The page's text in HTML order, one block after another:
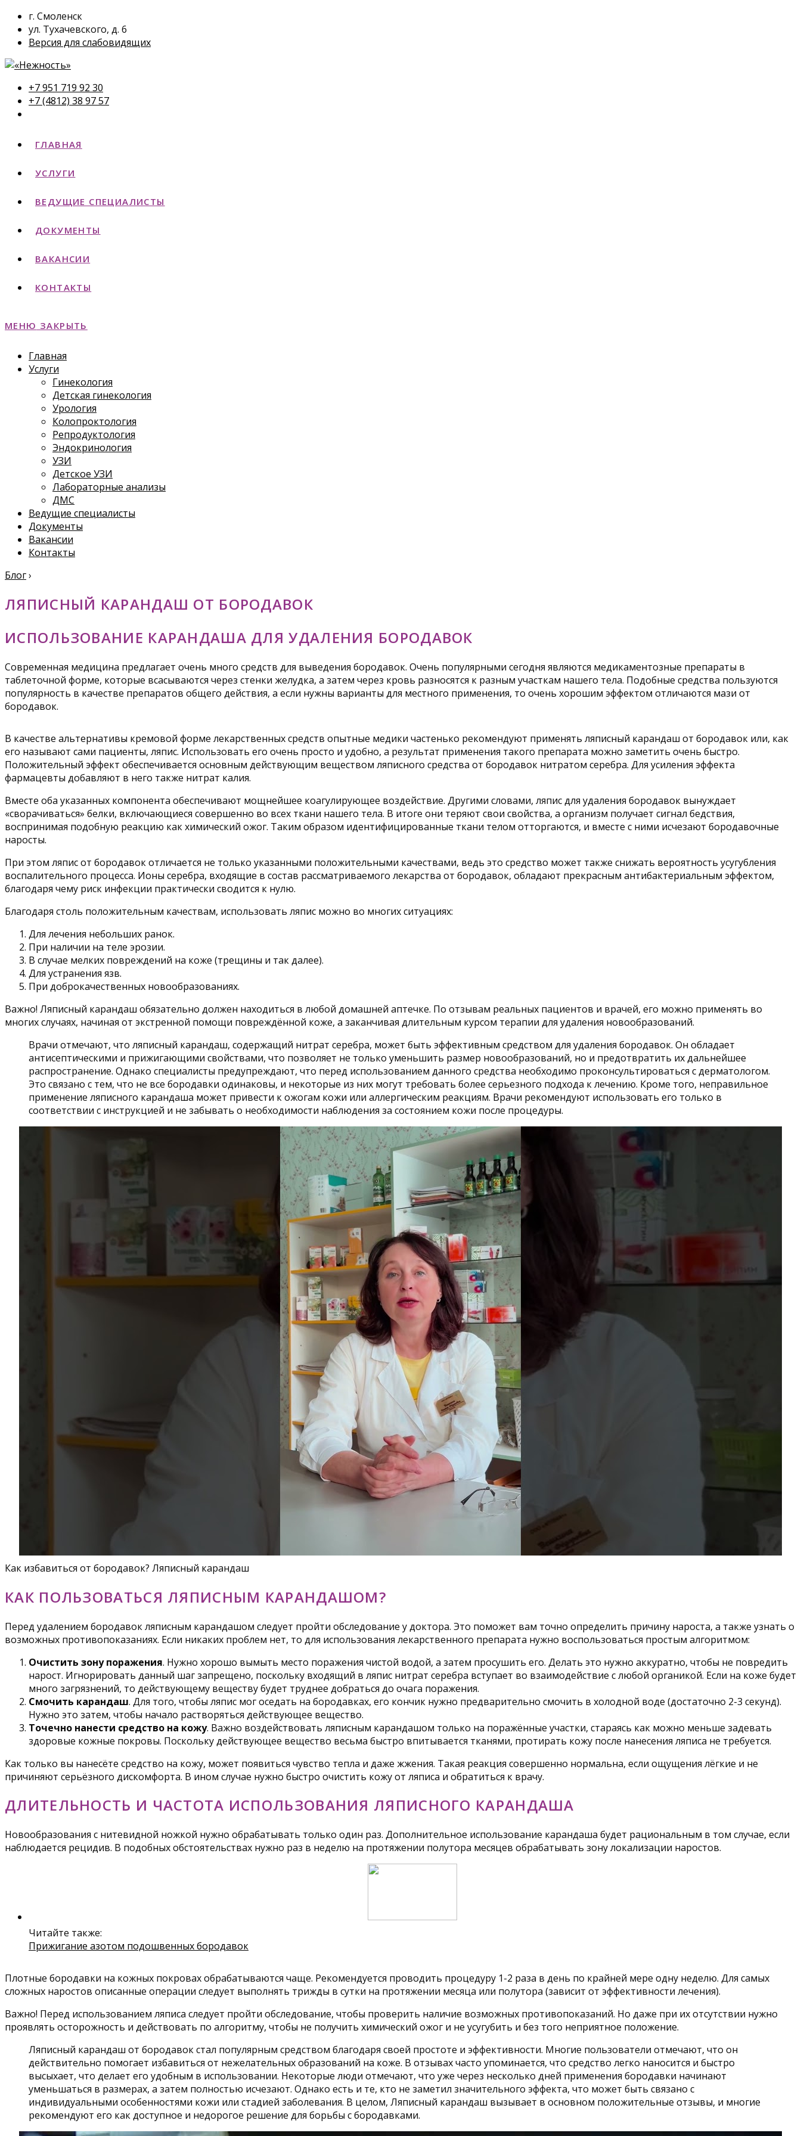
г. Смоленск
ул. Тухачевского, д. 6
Версия для слабовидящих
+7 951 719 92 30
+7 (4812) 38 97 57
ГЛАВНАЯ
УСЛУГИ
ВЕДУЩИЕ СПЕЦИАЛИСТЫ
ДОКУМЕНТЫ
ВАКАНСИИ
КОНТАКТЫ
МЕНЮ ЗАКРЫТЬ
Главная
Услуги
Гинекология
Детская гинекология
Урология
Колопроктология
Репродуктология
Эндокринология
УЗИ
Детское УЗИ
Лабораторные анализы
ДМС
Ведущие специалисты
Документы
Вакансии
Контакты
Блог›
ЛЯПИСНЫЙ КАРАНДАШ ОТ БОРОДАВОК
ИСПОЛЬЗОВАНИЕ КАРАНДАША ДЛЯ УДАЛЕНИЯ БОРОДАВОК
Современная медицина предлагает очень много средств для выведения бородавок. Очень популярными сегодня являются медикаментозные препараты в
таблеточной форме, которые всасываются через стенки желудка, а затем через кровь разносятся к разным участкам нашего тела. Подобные средства пользуются
популярность в качестве препаратов общего действия, а если нужны варианты для местного применения, то очень хорошим эффектом отличаются мази от
бородавок.
В качестве альтернативы кремовой форме лекарственных средств опытные медики частенько рекомендуют применять ляписный карандаш от бородавок или, как
его называют сами пациенты, ляпис. Использовать его очень просто и удобно, а результат применения такого препарата можно заметить очень быстро.
Положительный эффект обеспечивается основным действующим веществом ляписного средства от бородавок нитратом серебра. Для усиления эффекта
фармацевты добавляют в него также нитрат калия.
Вместе оба указанных компонента обеспечивают мощнейшее коагулирующее воздействие. Другими словами, ляпис для удаления бородавок вынуждает
«сворачиваться» белки, включающиеся совершенно во всех ткани нашего тела. В итоге они теряют свои свойства, а организм получает сигнал бедствия,
воспринимая подобную реакцию как химический ожог. Таким образом идентифицированные ткани телом отторгаются, и вместе с ними исчезают бородавочные
наросты.
При этом ляпис от бородавок отличается не только указанными положительными качествами, ведь это средство может также снижать вероятность усугубления
воспалительного процесса. Ионы серебра, входящие в состав рассматриваемого лекарства от бородавок, обладают прекрасным антибактериальным эффектом,
благодаря чему риск инфекции практически сводится к нулю.
Благодаря столь положительным качествам, использовать ляпис можно во многих ситуациях:
Для лечения небольших ранок.
При наличии на теле эрозии.
В случае мелких повреждений на коже (трещины и так далее).
Для устранения язв.
При доброкачественных новообразованиях.
Важно! Ляписный карандаш обязательно должен находиться в любой домашней аптечке. По отзывам реальных пациентов и врачей, его можно применять во
многих случаях, начиная от экстренной помощи повреждённой коже, а заканчивая длительным курсом терапии для удаления новообразований.
Врачи отмечают, что ляписный карандаш, содержащий нитрат серебра, может быть эффективным средством для удаления бородавок. Он обладает
антисептическими и прижигающими свойствами, что позволяет не только уменьшить размер новообразований, но и предотвратить их дальнейшее
распространение. Однако специалисты предупреждают, что перед использованием данного средства необходимо проконсультироваться с дерматологом.
Это связано с тем, что не все бородавки одинаковы, и некоторые из них могут требовать более серьезного подхода к лечению. Кроме того, неправильное
применение ляписного карандаша может привести к ожогам кожи или аллергическим реакциям. Врачи рекомендуют использовать его только в
соответствии с инструкцией и не забывать о необходимости наблюдения за состоянием кожи после процедуры.
Как избавиться от бородавок? Ляписный карандаш
КАК ПОЛЬЗОВАТЬСЯ ЛЯПИСНЫМ КАРАНДАШОМ?
Перед удалением бородавок ляписным карандашом следует пройти обследование у доктора. Это поможет вам точно определить причину нароста, а также узнать о
возможных противопоказаниях. Если никаких проблем нет, то для использования лекарственного препарата нужно воспользоваться простым алгоритмом:
Очистить зону поражения. Нужно хорошо вымыть место поражения чистой водой, а затем просушить его. Делать это нужно аккуратно, чтобы не повредить
нарост. Игнорировать данный шаг запрещено, поскольку входящий в ляпис нитрат серебра вступает во взаимодействие с любой органикой. Если на коже будет
много загрязнений, то действующему веществу будет труднее добраться до очага поражения.
Смочить карандаш. Для того, чтобы ляпис мог оседать на бородавках, его кончик нужно предварительно смочить в холодной воде (достаточно 2-3 секунд).
Нужно это затем, чтобы начало растворяться действующее вещество.
Точечно нанести средство на кожу. Важно воздействовать ляписным карандашом только на поражённые участки, стараясь как можно меньше задевать
здоровые кожные покровы. Поскольку действующее вещество весьма быстро впитывается тканями, протирать кожу после нанесения ляписа не требуется.
Как только вы нанесёте средство на кожу, может появиться чувство тепла и даже жжения. Такая реакция совершенно нормальна, если ощущения лёгкие и не
причиняют серьёзного дискомфорта. В ином случае нужно быстро очистить кожу от ляписа и обратиться к врачу.
ДЛИТЕЛЬНОСТЬ И ЧАСТОТА ИСПОЛЬЗОВАНИЯ ЛЯПИСНОГО КАРАНДАША
Новообразования с нитевидной ножкой нужно обрабатывать только один раз. Дополнительное использование карандаша будет рациональным в том случае, если
наблюдается рецидив. В подобных обстоятельствах нужно раз в неделю на протяжении полутора месяцев обрабатывать зону локализации наростов.
Читайте также:
Прижигание азотом подошвенных бородавок
Плотные бородавки на кожных покровах обрабатываются чаще. Рекомендуется проводить процедуру 1-2 раза в день по крайней мере одну неделю. Для самых
сложных наростов описанные операции следует выполнять трижды в сутки на протяжении месяца или полутора (зависит от эффективности лечения).
Важно! Перед использованием ляписа следует пройти обследование, чтобы проверить наличие возможных противопоказаний. Но даже при их отсутствии нужно
проявлять осторожность и действовать по алгоритму, чтобы не получить химический ожог и не усугубить и без того неприятное положение.
Ляписный карандаш от бородавок стал популярным средством благодаря своей простоте и эффективности. Многие пользователи отмечают, что он
действительно помогает избавиться от нежелательных образований на коже. В отзывах часто упоминается, что средство легко наносится и быстро
высыхает, что делает его удобным в использовании. Некоторые люди отмечают, что уже через несколько дней применения бородавки начинают
уменьшаться в размерах, а затем полностью исчезают. Однако есть и те, кто не заметил значительного эффекта, что может быть связано с
индивидуальными особенностями кожи или стадией заболевания. В целом, Ляписный карандаш вызывает в основном положительные отзывы, и многие
рекомендуют его как доступное и недорогое решение для борьбы с бородавками.